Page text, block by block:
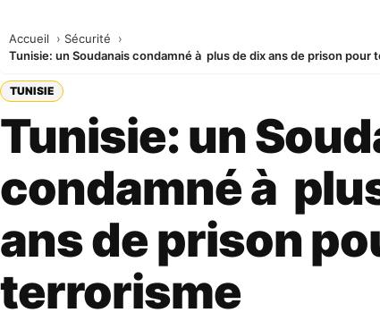
Accueil
Sécurité
Tunisie: un Soudanais condamné à plus de dix ans de prison pour
TUNISIE
Tunisie: un
condamné à
ans de prison
terrorisme